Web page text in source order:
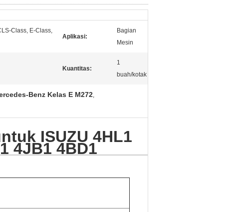
Class, E-Class,
Aplikasi:
Bagian
Mesin
Kuantitas:
1
buah/kotak
Benz Kelas E M272,
ISUZU 4HL1
4JB1 4BD1